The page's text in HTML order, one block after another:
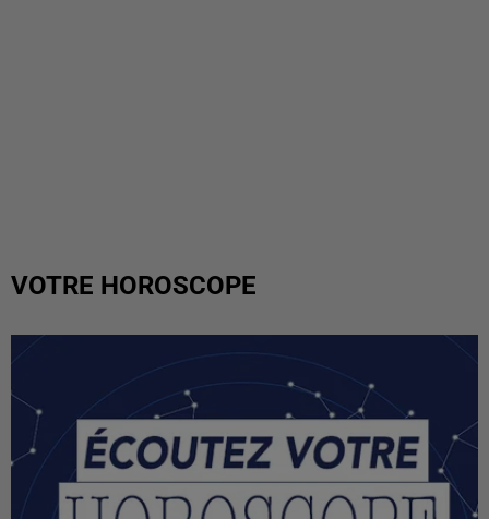
VOTRE HOROSCOPE